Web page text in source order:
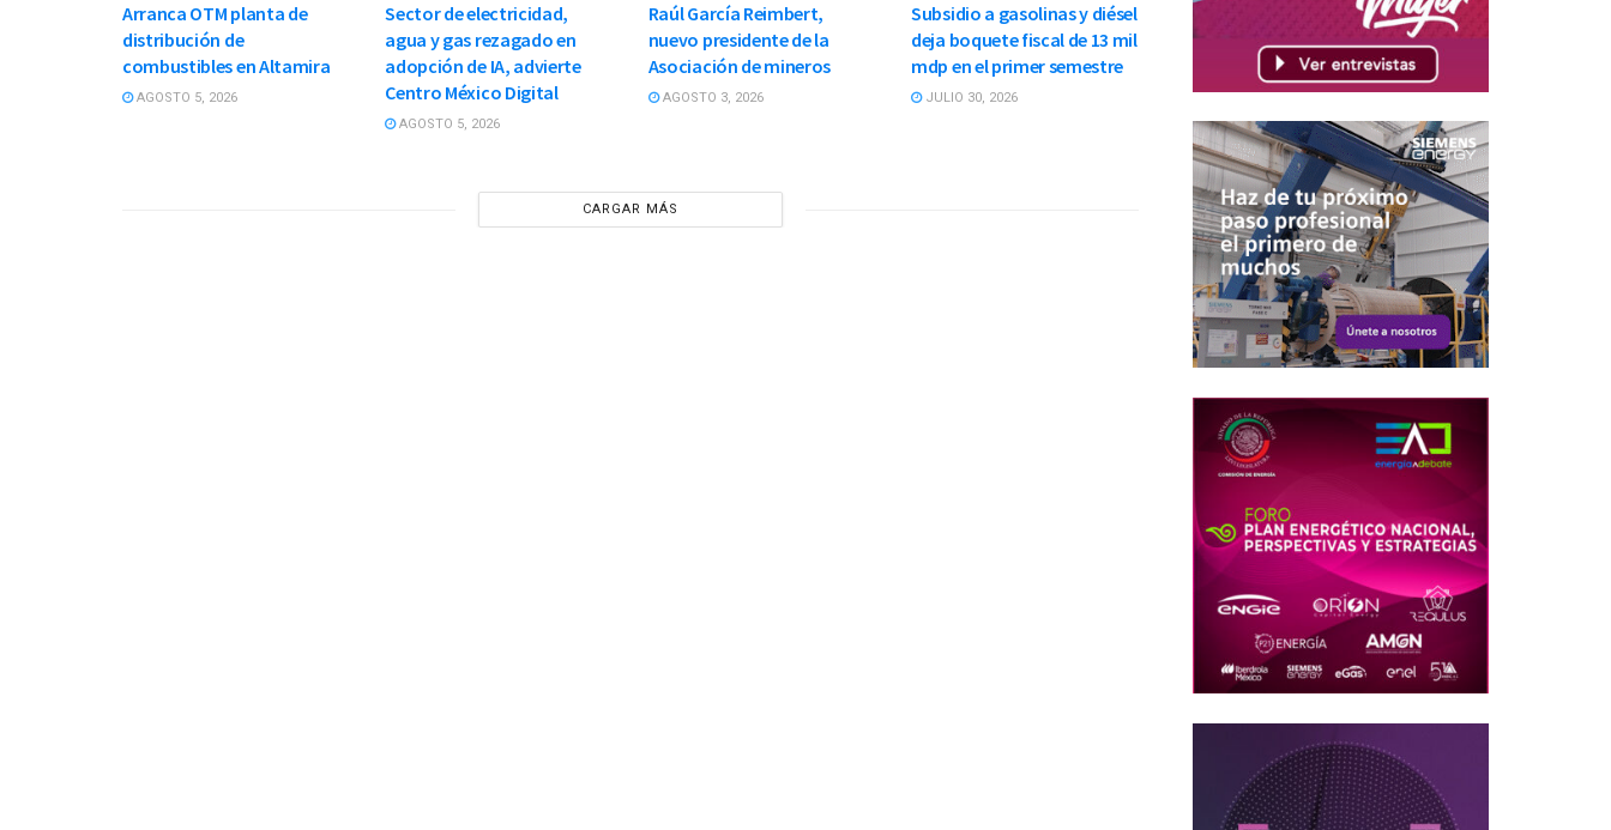
Arranca OTM planta de
distribución de
combustibles en Altamira
AGOSTO 5, 2026
Sector de electricidad,
agua y gas rezagado en
adopción de IA, advierte
Centro México Digital
AGOSTO 5, 2026
Raúl García Reimbert,
nuevo presidente de la
Asociación de mineros
AGOSTO 3, 2026
Subsidio a gasolinas y diésel
deja boquete fiscal de 13 mil
mdp en el primer semestre
JULIO 30, 2026
CARGAR MÁS